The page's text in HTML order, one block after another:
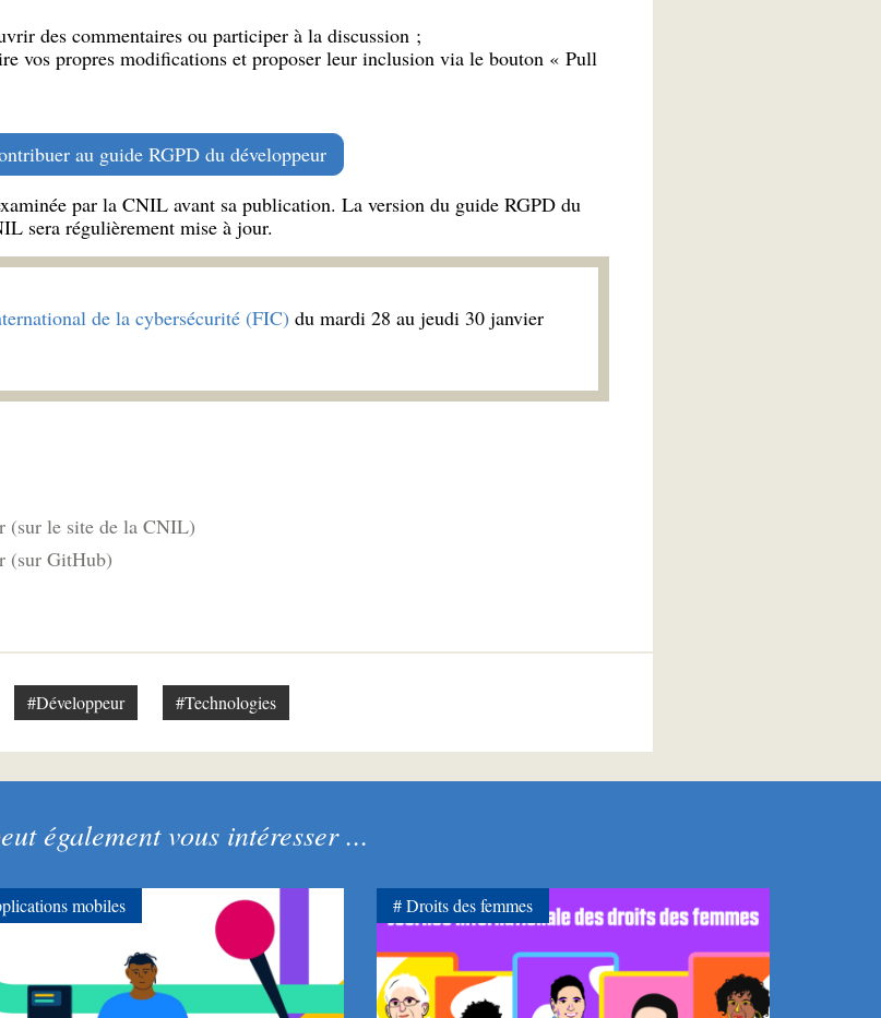
des commentaires ou participer à la discussion ;
vos propres modifications et proposer leur inclusion via le bouton « Pull
au guide RGPD du développeur
par la CNIL avant sa publication. La version du guide RGPD du
sera régulièrement mise à jour.
de la cybersécurité (FIC) du mardi 28 au jeudi 30 janvier
(sur le site de la CNIL)
(sur GitHub)
#Développeur #Technologies
également vous intéresser ...
mobiles Droits des femmes